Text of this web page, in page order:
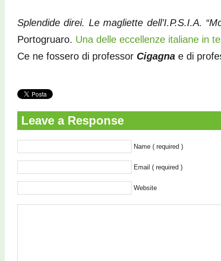
Splendide direi. Le magliette dell’I.P.S.I.A.
Portogruaro. Una delle eccellenze italiane in
Ce ne fossero di professor Cigagna e di
Leave a Response
Name ( required )
Email ( required )
Website